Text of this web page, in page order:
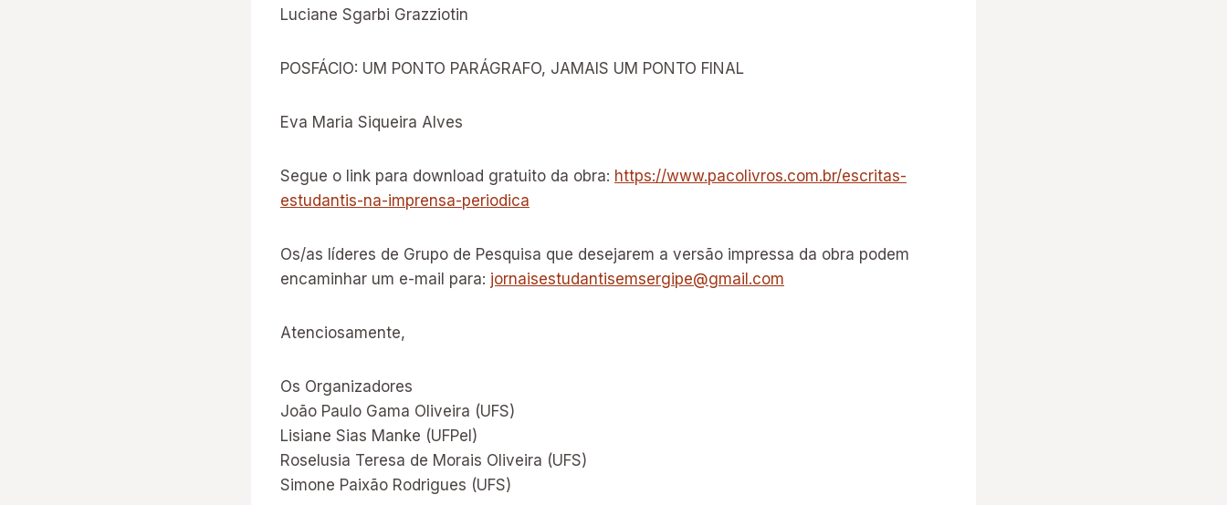
Luciane Sgarbi Grazziotin
POSFÁCIO: UM PONTO PARÁGRAFO, JAMAIS UM PONTO FINAL
Eva Maria Siqueira Alves
Segue o link para download gratuito da obra: https://www.pacolivros.com.br/escritas-
estudantis-na-imprensa-periodica
Os/as líderes de Grupo de Pesquisa que desejarem a versão impressa da obra podem
encaminhar um e-mail para: jornaisestudantisemsergipe@gmail.com
Atenciosamente,
Os Organizadores
João Paulo Gama Oliveira (UFS)
Lisiane Sias Manke (UFPel)
Roselusia Teresa de Morais Oliveira (UFS)
Simone Paixão Rodrigues (UFS)